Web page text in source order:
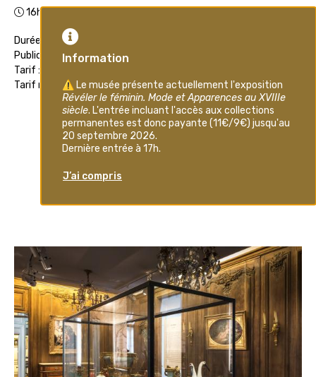
16h00
Durée : 1h30
Public : Adultes
Tarif : 10€
Tarif réduit : 8€
Inscription
VOUS POURRIEZ ÉGALEMENT